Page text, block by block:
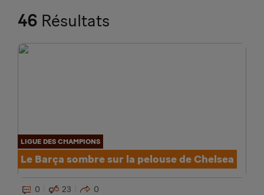
46 Résultats
LIGUE DES CHAMPIONS
Le Barça sombre sur la pelouse de Chelsea
0 23 0